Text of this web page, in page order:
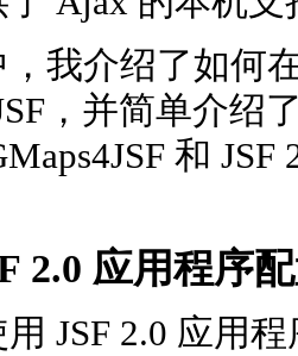
我介绍了如何
，并简单介绍
和
2.0 应用程序
JSF 2.0 应用